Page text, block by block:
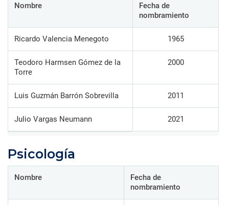
Nombre
Fecha de
nombramiento
Ricardo Valencia Menegoto 1965
Teodoro Harmsen Gómez de la
Torre
2000
Luis Guzmán Barrón Sobrevilla 2011
Julio Vargas Neumann 2021
Psicología
Nombre
Fecha de
nombramiento